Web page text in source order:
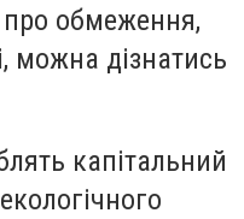
про обмеження,
можна дізнатись
капітальний